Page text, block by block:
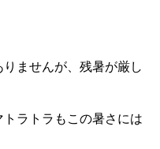
ませんが、残暑が厳し
ラトラもこの暑さには